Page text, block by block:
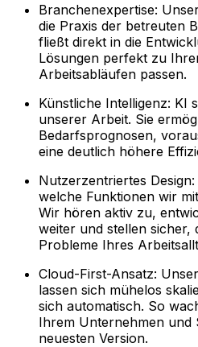
Branchenexpertise:
die Praxis der betreuten
fließt direkt in die
Lösungen perfekt zu
Arbeitsabläufen passen.
Künstliche Intelligenz: KI
unserer Arbeit. Sie
Bedarfsprognosen,
eine deutlich höhere
Nutzerzentriertes
welche Funktionen wir
Wir hören aktiv zu,
weiter und stellen sicher,
Probleme Ihres
Cloud-First-Ansatz:
lassen sich mühelos
sich automatisch. So
Ihrem Unternehmen und
neuesten Version.